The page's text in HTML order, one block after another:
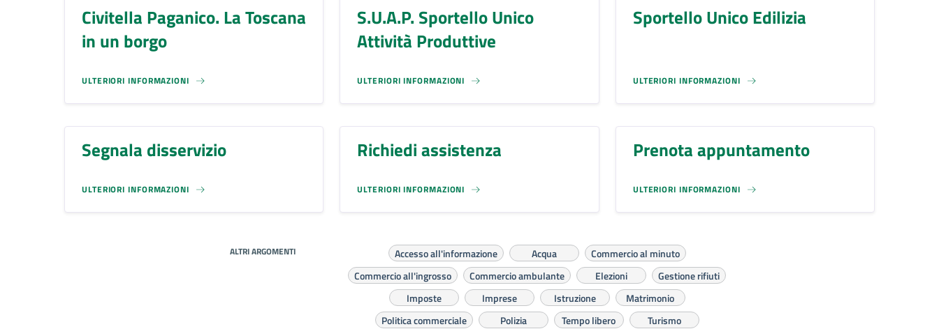
Civitella Paganico. La Toscana
in un borgo
ULTERIORI INFORMAZIONI
S.U.A.P. Sportello Unico
Attività Produttive
ULTERIORI INFORMAZIONI
Sportello Unico Edilizia
ULTERIORI INFORMAZIONI
Segnala disservizio
ULTERIORI INFORMAZIONI
Richiedi assistenza
ULTERIORI INFORMAZIONI
Prenota appuntamento
ULTERIORI INFORMAZIONI
ALTRI ARGOMENTI Accesso all'informazione Acqua
Commercio al minuto
Commercio all'ingrosso
Commercio ambulante Elezioni
Gestione rifiuti
Imposte
Imprese Istruzione
Matrimonio
Politica commerciale
Polizia Tempo libero
Turismo